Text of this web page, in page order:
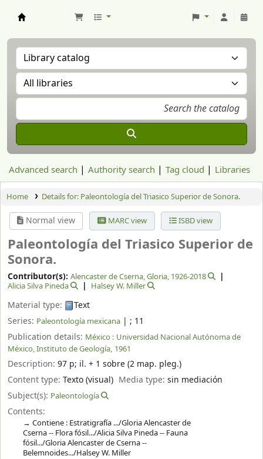
Advanced search Authority search Tag cloud Libraries
Home Details for: Paleontología del Triasico Superior de Sonora.
Normal view MARC view ISBD view
Paleontología del Triasico Superior de
Sonora.
Contributor(s): Alencaster de Cserna, Gloria, 1926-2018
Alicia Silva Pineda
Halsey W. Miller
Material type:
Text
Series: Paleontología mexicana | ; 11
Publication details: México : Universidad Nacional Autónoma de
México, Instituto de Geología, 1961
Description: 97 p; il. + 1 sobre (2 map. pleg.)
Content type: Texto (visual) Media type:sin mediación
Subject(s): Paleontología
Contents:
Contiene : Estratigrafía .../Gloria Alencaster de
Cserna -- Flora fósil.../Alicia Silva Pineda -- Fauna
fósil.../Gloria Alencaster de Cserna --
Belemnoides.../Halsey W. Miller